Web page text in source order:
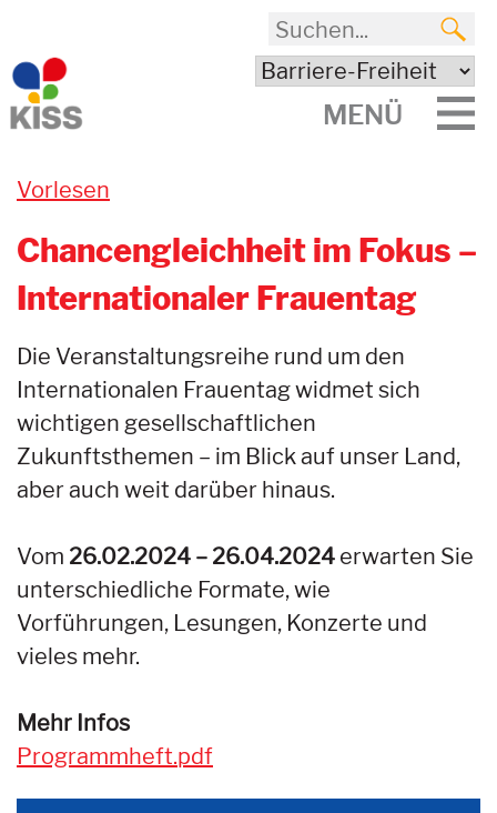
MENÜ
Vorlesen
Chancengleichheit im Fokus –
Internationaler Frauentag
Die Veranstaltungsreihe rund um den
Internationalen Frauentag widmet sich
wichtigen gesellschaftlichen
Zukunftsthemen – im Blick auf unser Land,
aber auch weit darüber hinaus.
Vom 26.02.2024 – 26.04.2024 erwarten Sie
unterschiedliche Formate, wie
Vorführungen, Lesungen, Konzerte und
vieles mehr.
Mehr Infos
Programmheft.pdf